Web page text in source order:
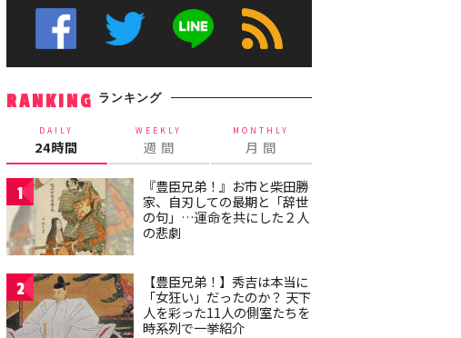
RANKING ランキング
DAILY
24時間
WEEKLY
週 間
MONTHLY
月 間
1
『豊臣兄弟！』お市と柴田勝
家、自刃しての最期と「辞世
の句」…運命を共にした２人
の悲劇
2
【豊臣兄弟！】秀吉は本当に
「女狂い」だったのか？ 天下
人を彩った11人の側室たちを
時系列で一挙紹介